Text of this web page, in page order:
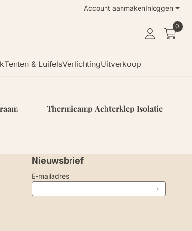
Account aanmakenInloggen
0
Tenten & LuifelsVerlichtingUitverkoop
Thermicamp Achterklep Isolatie
Nieuwsbrief
E-mailadresVul je e-mailadres in voor de